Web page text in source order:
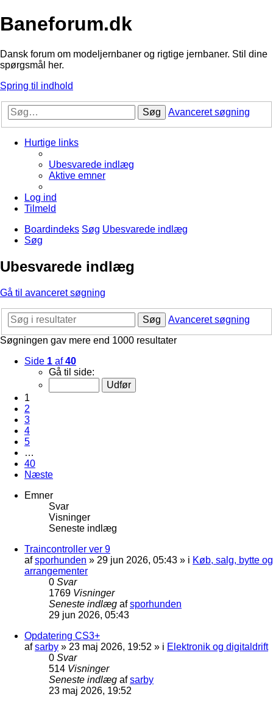
Baneforum.dk
Dansk forum om modeljernbaner og rigtige jernbaner. Stil dine
spørgsmål her.
Spring til indhold
Søg Avanceret søgning
Hurtige links
Ubesvarede indlæg
Aktive emner
Log ind
Tilmeld
Boardindeks Søg Ubesvarede indlæg
Søg
Ubesvarede indlæg
Gå til avanceret søgning
Søg
Avanceret søgning
Søgningen gav mere end 1000 resultater
Side 1 af40
Gå til side:
1
2
3
4
5
…
40
Næste
Emner
Svar
Visninger
Seneste indlæg
Traincontroller ver 9
afsporhunden » 29 jun 2026, 05:43 » i Køb, salg, bytte og
arrangementer
0 Svar
1769 Visninger
Seneste indlæg afsporhunden
29 jun 2026, 05:43
Opdatering CS3+
afsarby » 23 maj 2026, 19:52 » i Elektronik og digitaldrift
0 Svar
514 Visninger
Seneste indlæg afsarby
23 maj 2026, 19:52